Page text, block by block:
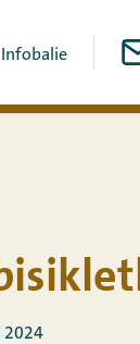
Infobalie
2024